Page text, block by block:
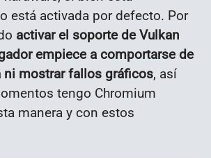
está activada por defecto. Por
activar el soporte de Vulkan
empiece a comportarse de
ni mostrar fallos gráficos, así
tengo Chromium
manera y con estos